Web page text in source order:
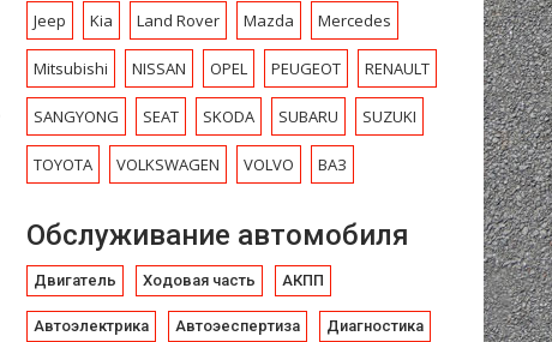
Jeep Kia Land Rover Mazda Mercedes
Mitsubishi NISSAN OPEL PEUGEOT RENAULT
SANGYONG SEAT SKODA SUBARU SUZUKI
TOYOTA VOLKSWAGEN VOLVO ВАЗ
Обслуживание автомобиля
Двигатель Ходовая часть АКПП
Автоэлектрика Автоэеспертиза Диагностика